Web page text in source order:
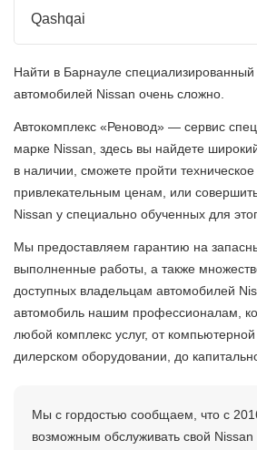
Qashqai
Найти в Барнауле специализированный
автомобилей Nissan очень сложно.
Автокомплекс «Реновод» — сервис
марке Nissan, здесь вы найдете
в наличии, сможете пройти
привлекательным ценам, или
Nissan у специально обученных для
Мы предоставляем гарантию на
выполненные работы, а также
доступных владельцам автомобилей
автомобиль нашим профессионалам,
любой комплекс услуг, от компьютерной
дилерском оборудовании, до
Мы с гордостью сообщаем, что с
возможным обслуживать свой Nissan